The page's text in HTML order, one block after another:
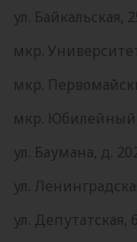
ул.
мкр.
мкр.
мкр.
ул. Баумана, д.
ул.
ул. Депутатская,